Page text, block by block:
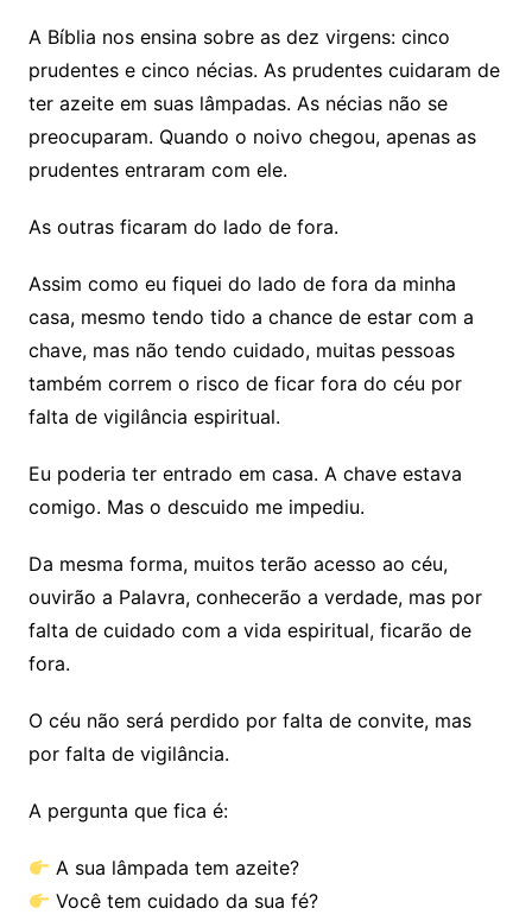
A Bíblia nos ensina sobre as dez virgens: cinco
prudentes e cinco nécias. As prudentes cuidaram de
ter azeite em suas lâmpadas. As nécias não se
preocuparam. Quando o noivo chegou, apenas as
prudentes entraram com ele.
As outras ficaram do lado de fora.
Assim como eu fiquei do lado de fora da minha
casa, mesmo tendo tido a chance de estar com a
chave, mas não tendo cuidado, muitas pessoas
também correm o risco de ficar fora do céu por
falta de vigilância espiritual.
Eu poderia ter entrado em casa. A chave estava
comigo. Mas o descuido me impediu.
Da mesma forma, muitos terão acesso ao céu,
ouvirão a Palavra, conhecerão a verdade, mas por
falta de cuidado com a vida espiritual, ficarão de
fora.
O céu não será perdido por falta de convite, mas
por falta de vigilância.
A pergunta que fica é:
A sua lâmpada tem azeite?
Você tem cuidado da sua fé?